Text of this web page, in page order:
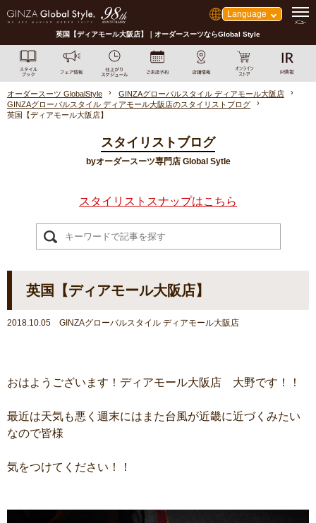
Language
英国【ディアモール大阪店】｜オーダースーツならGlobal Style
オーダースーツ GlobalStyle
GINZAグローバルスタイル ディアモール大阪店
GINZAグローバルスタイル ディアモール大阪店のスタイリストブログ
英国【ディアモール大阪店】
スタイリストブログ
byオーダースーツ専門店 Global Sytle
スタイリストスナップはこちら
英国【ディアモール大阪店】
2018.10.05 GINZAグローバルスタイル ディアモール大阪店
おはようございます！ディアモール大阪店 大野です！！
最近は天気も悪く週末にはまた台風が近畿に近づくみたい
なので皆様
気をつけてください！！